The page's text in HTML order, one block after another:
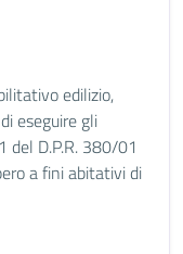
edilizio,
eseguire gli
D.P.R. 380/01
a fini abitativi di